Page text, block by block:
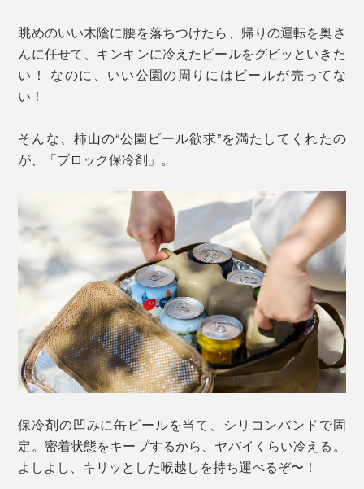
眺めのいい木陰に腰を落ちつけたら、帰りの運転を奥さ
んに任せて、キンキンに冷えたビールをグビッといきた
い！ なのに、いい公園の周りにはビールが売ってな
い！
そんな、柿山の“公園ビール欲求”を満たしてくれたの
が、「ブロック保冷剤」。
保冷剤の凹みに缶ビールを当て、シリコンバンドで固
定。密着状態をキープするから、ヤバイくらい冷える。
よしよし、キリッとした喉越しを持ち運べるぞ〜！